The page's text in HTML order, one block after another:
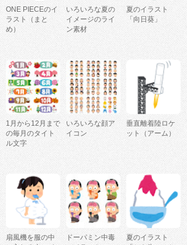
ONE PIECEのイ
ラスト（まと
め）
いろいろな夏の
イメージのライ
ン素材
夏のイラスト
「向日葵」
1月から12月まで
の毎月のタイト
ル文字
いろいろな顔ア
イコン
垂直離着陸ロケ
ット（アーム）
扇風機を服の中
ドーパミン中毒
夏のイラスト